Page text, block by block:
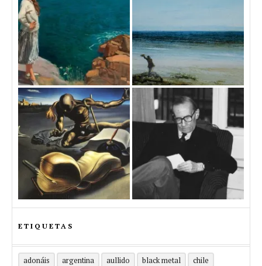
ETIQUETAS
adonáis argentina aullido black metal
chile